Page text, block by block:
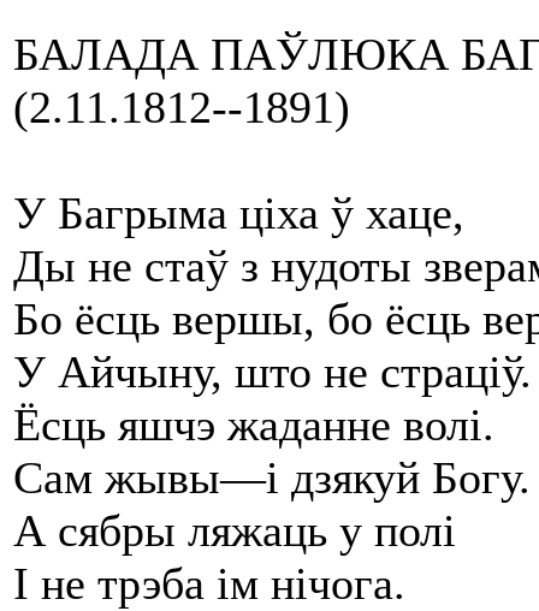
БАЛАДА ПАЎЛЮКА
(2.11.1812--1891)
У Багрыма ціха ў хаце,
Ды не стаў з нудоты
Бо ёсць вершы, бо ёсць
У Айчыну, што не страціў.
Ёсць яшчэ жаданне волі.
Сам жывы—і дзякуй Богу.
А сябры ляжаць у полі
І не трэба ім нічога.